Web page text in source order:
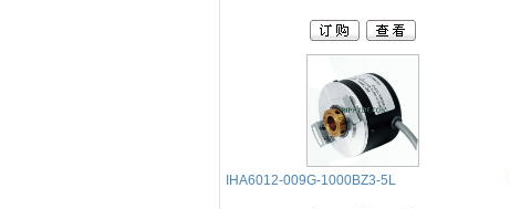
IHA6012-009G-1000BZ3-5L